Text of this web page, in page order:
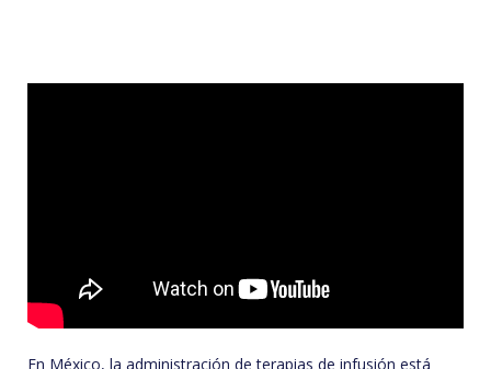
En México, la administración de terapias de infusión está